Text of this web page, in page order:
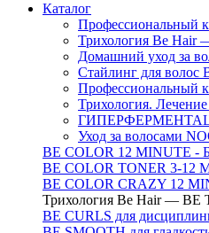
Каталог
Профессиональный
Трихология Be
Домашний уход за
Стайлинг для волос
Профессиональный
Трихология.
Уход за волосами
BE COLOR 12 MINUTE -
BE COLOR TONER 3-12
BE COLOR CRAZY 12
Трихология Be Hair — BE
BE CURLS для